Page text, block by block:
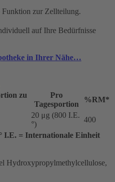
Funktion zur Zellteilung.
auf Ihre Bedürfnisse
in Ihrer Nähe…
zu
Pro
Tagesportion
%RM*
20 μg (800 I.E.
°)
400
I.E. = Internationale Einheit
Hydroxypropylmethylcellulose,